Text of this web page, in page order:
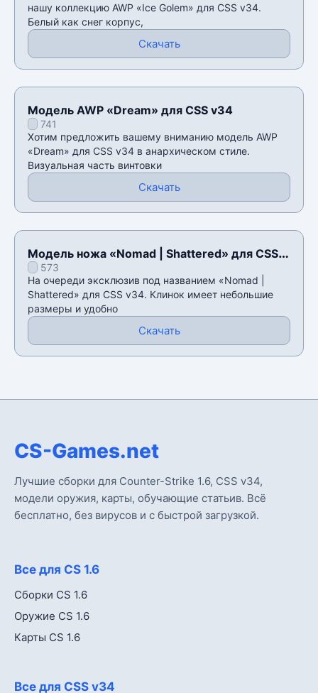
нашу коллекцию AWP «Ice Golem» для CSS v34.
Белый как снег корпус,
Скачать
Модель AWP «Dream» для CSS v34
741
Хотим предложить вашему вниманию модель AWP
«Dream» для CSS v34 в анархическом стиле.
Визуальная часть винтовки
Скачать
Модель ножа «Nomad | Shattered» для CSS
v34573
На очереди эксклюзив под названием «Nomad |
Shattered» для CSS v34. Клинок имеет небольшие
размеры и удобно
Скачать
CS-Games.net
Лучшие сборки для Counter-Strike 1.6, CSS v34,
модели оружия, карты, обучающие статьив. Всё
бесплатно, без вирусов и с быстрой загрузкой.
Все для CS 1.6
Сборки CS 1.6
Оружие CS 1.6
Карты CS 1.6
Все для CSS v34